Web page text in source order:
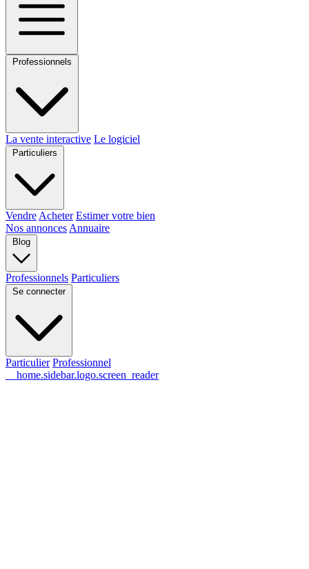
Professionnels
La vente interactive Le logiciel
Particuliers
Vendre Acheter Estimer votre bien
Nos annonces Annuaire
Blog
Professionnels Particuliers
Se connecter
Particulier Professionnel
__home.sidebar.logo.screen_reader